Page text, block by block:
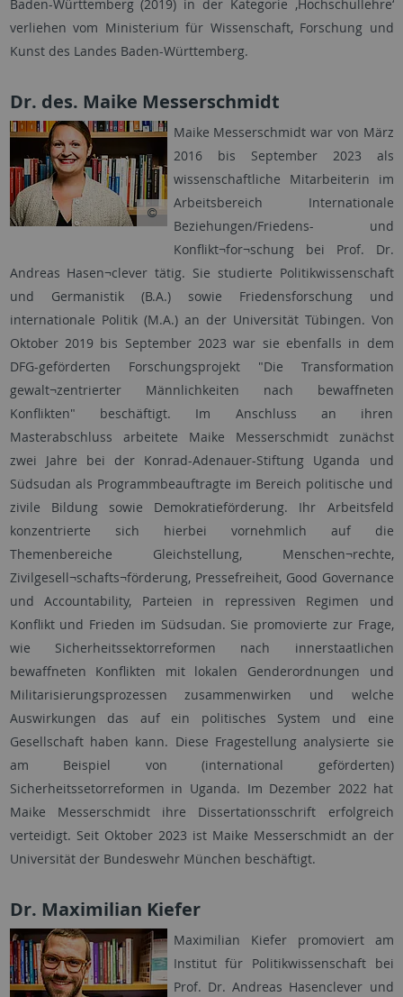
Baden-Württemberg (2019) in der Kategorie ‚Hochschullehre‘
verliehen vom Ministerium für Wissenschaft, Forschung und
Kunst des Landes Baden-Württemberg.
Dr. des. Maike Messerschmidt
Maike Messerschmidt war von März
2016 bis September 2023 als
wissenschaftliche Mitarbeiterin im
Arbeitsbereich Internationale
Beziehungen/Friedens- und
Konflikt¬for¬schung bei Prof. Dr.
Andreas Hasen¬clever tätig. Sie studierte Politikwissenschaft
und Germanistik (B.A.) sowie Friedensforschung und
internationale Politik (M.A.) an der Universität Tübingen. Von
Oktober 2019 bis September 2023 war sie ebenfalls in dem
DFG-geförderten Forschungsprojekt "Die Transformation
gewalt¬zentrierter Männlichkeiten nach bewaffneten
Konflikten" beschäftigt. Im Anschluss an ihren
Masterabschluss arbeitete Maike Messerschmidt zunächst
zwei Jahre bei der Konrad-Adenauer-Stiftung Uganda und
Südsudan als Programmbeauftragte im Bereich politische und
zivile Bildung sowie Demokratieförderung. Ihr Arbeitsfeld
konzentrierte sich hierbei vornehmlich auf die
Themenbereiche Gleichstellung, Menschen¬rechte,
Zivilgesell¬schafts¬förderung, Pressefreiheit, Good Governance
und Accountability, Parteien in repressiven Regimen und
Konflikt und Frieden im Südsudan. Sie promovierte zur Frage,
wie Sicherheitssektorreformen nach innerstaatlichen
bewaffneten Konflikten mit lokalen Genderordnungen und
Militarisierungsprozessen zusammenwirken und welche
Auswirkungen das auf ein politisches System und eine
Gesellschaft haben kann. Diese Fragestellung analysierte sie
am Beispiel von (international geförderten)
Sicherheitssetorreformen in Uganda. Im Dezember 2022 hat
Maike Messerschmidt ihre Dissertationsschrift erfolgreich
verteidigt. Seit Oktober 2023 ist Maike Messerschmidt an der
Universität der Bundeswehr München beschäftigt.
Dr. Maximilian Kiefer
Maximilian Kiefer promoviert am
Institut für Politikwissenschaft bei
Prof. Dr. Andreas Hasenclever und